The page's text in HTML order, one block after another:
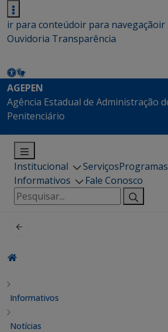
ir para conteúdoir para navegaçãoir
Ouvidoria Transparência
AGEPEN
Agência Estadual de Administração
Penitenciário
Institucional Serviços
Informativos
Fale Conosco
Pesquisar
por:
Informativos
Notícias